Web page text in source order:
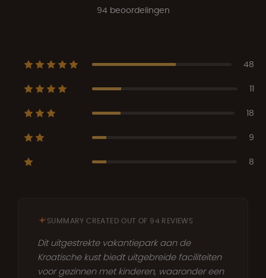
94 beoordelingen
48
11
18
9
8
SUMMARY CREATED OUT OF 94 REVIEWS
Dit uitgestrekte vakantiepark aan de
Kroatische kust biedt uitgebreide faciliteiten
voor gezinnen met kinderen, waaronder een